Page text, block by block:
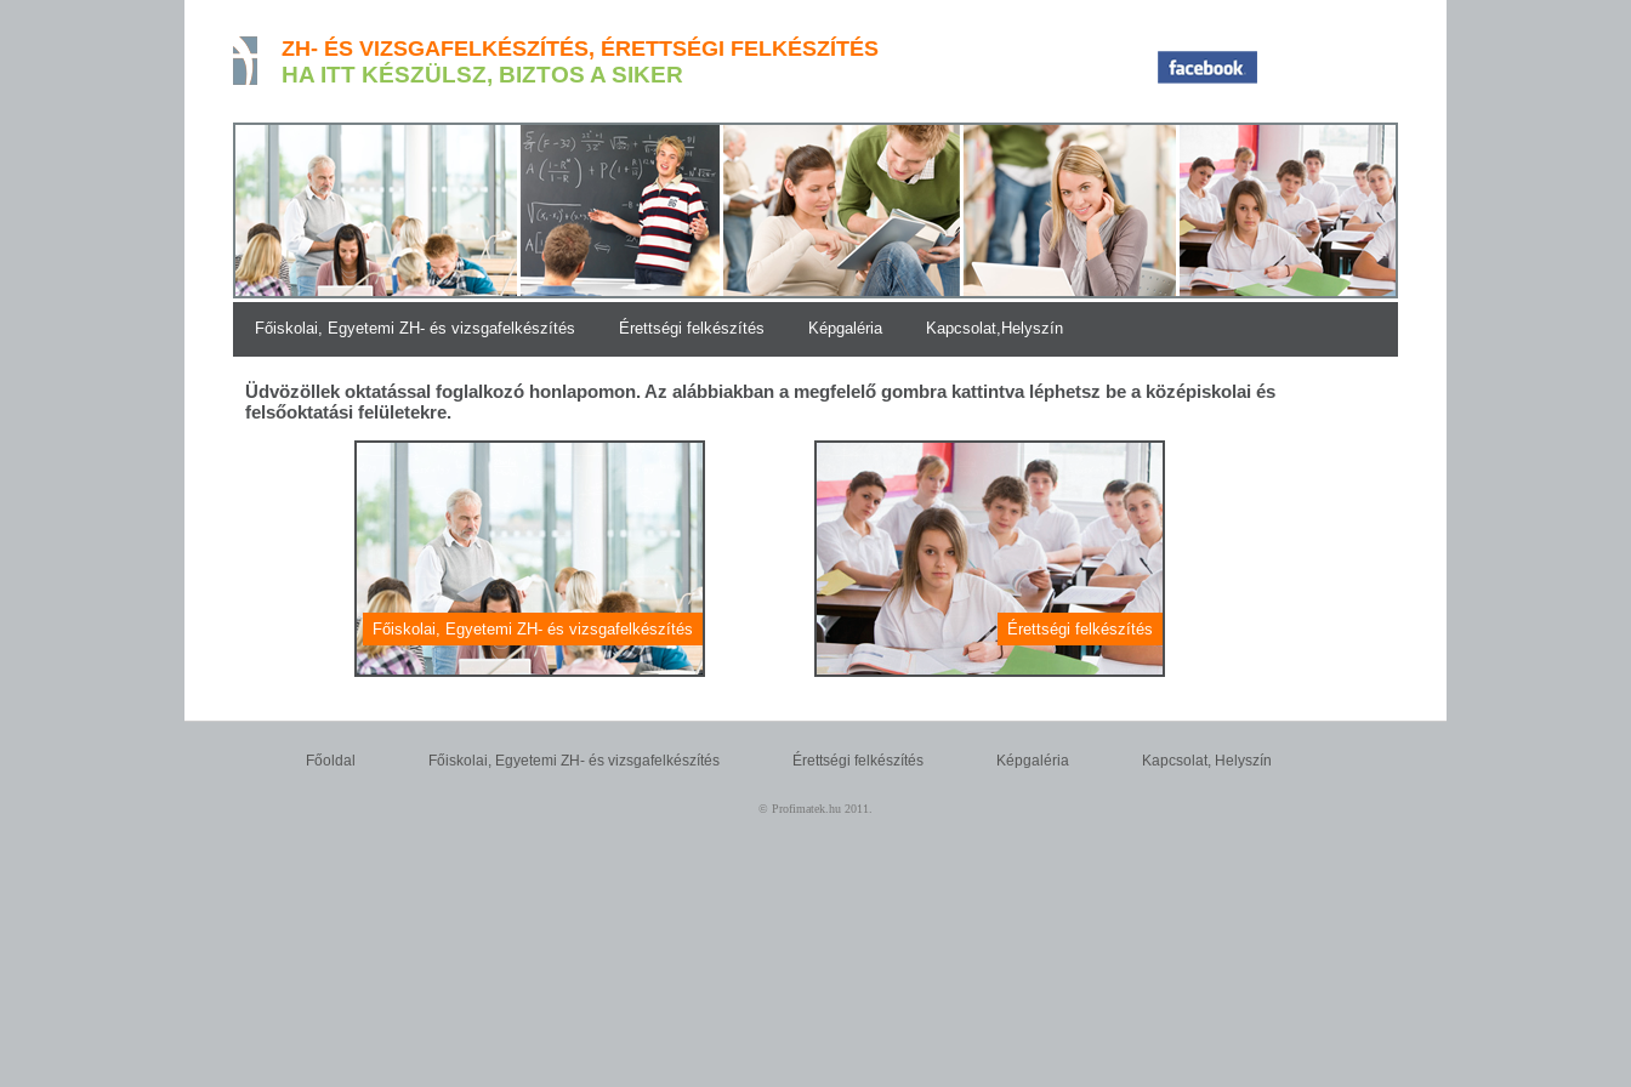
ZH- ÉS VIZSGAFELKÉSZÍTÉS, ÉRETTSÉGI FELKÉSZÍTÉS
HA ITT KÉSZÜLSZ, BIZTOS A SIKER
Főiskolai, Egyetemi ZH- és vizsgafelkészítés Érettségi felkészítés Képgaléria Kapcsolat,Helyszín
Üdvözöllek oktatással foglalkozó honlapomon. Az alábbiakban a megfelelő gombra kattintva léphetsz be a középiskolai és
felsőoktatási felületekre.
Főiskolai, Egyetemi ZH- és vizsgafelkészítés Érettségi felkészítés
Főoldal Főiskolai, Egyetemi ZH- és vizsgafelkészítés Érettségi felkészítés Képgaléria Kapcsolat, Helyszín
© Profimatek.hu 2011.